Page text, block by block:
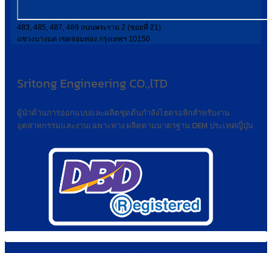
483, 485, 487, 489 ถนนพระราม 2 (ซอยที่ 21)
แขวงบางมด เขตจอมทอง กรุงเทพฯ 10150
Sritong Engineering CO.,lTD
ผู้นำด้านการออกแบบและผลิตชุดต้นกำลังไฮดรอลิกสำหรับงาน
อุตสาหกรรมและงานเฉพาะทาง ผลิตตามมาตรฐาน OEM ประเทศญี่ปุ่น